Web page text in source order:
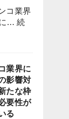
コ業界
に…続
業界に
影響対
たな枠
要性が
る